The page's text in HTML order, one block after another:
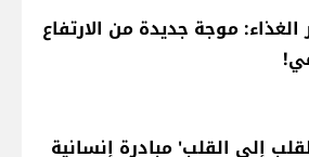
الغذاء: موجة جديدة من الارتفاع
إلى القلب' مبادرة إنسانية